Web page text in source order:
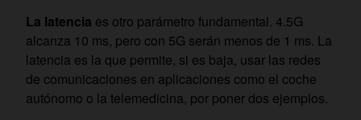
La latencia es otro parámetro fundamental. 4.5G
alcanza 10 ms, pero con 5G serán menos de 1 ms. La
latencia es la que permite, si es baja, usar las redes
de comunicaciones en aplicaciones como el coche
autónomo o la telemedicina, por poner dos ejemplos.